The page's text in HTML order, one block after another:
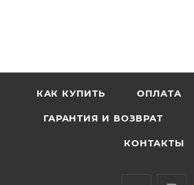
КАК КУПИТЬ ОПЛАТА
ГАРАНТИЯ И ВОЗВРАТ
КОНТАКТЫ